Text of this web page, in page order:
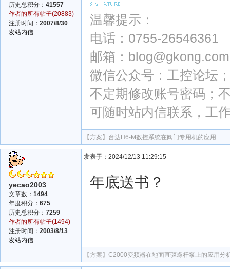
历史总积分： 41557
作者的所有帖子(20883)
注册时间： 2007/8/30
发站内信
温馨提示：
电话：0755-26546361
邮箱：blog@gkong.com
微信公众号：工控论坛
不定期修改账号密码；
可随时站内信联系，工
【方案】 台达H6-M数控系统在阀门专用机的应用
yecao2003
文章数： 1494
年度积分： 675
历史总积分： 7259
作者的所有帖子(1494)
注册时间： 2003/8/13
发站内信
发表于：2024/12/13 11:29:15
年底送书？
【方案】 C2000变频器在地面直驱螺杆泵上的应用分